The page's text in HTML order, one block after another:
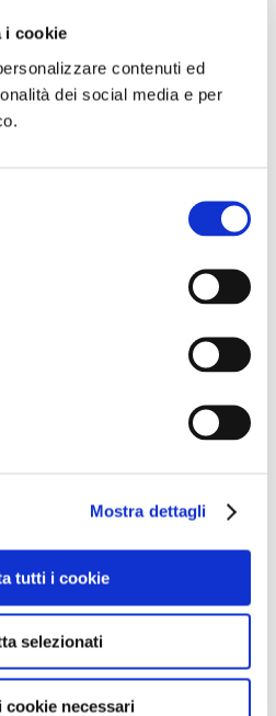
i cookie
contenuti ed
dei social media e per
Mostra dettagli
tutti i cookie
selezionati
cookie necessari